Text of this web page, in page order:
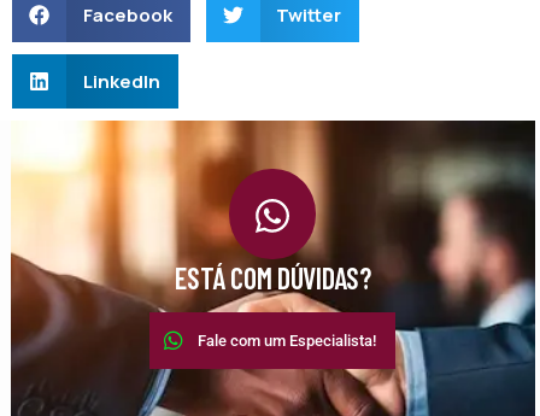
Facebook Twitter
LinkedIn
ESTÁ COM DÚVIDAS?
Fale com um Especialista!